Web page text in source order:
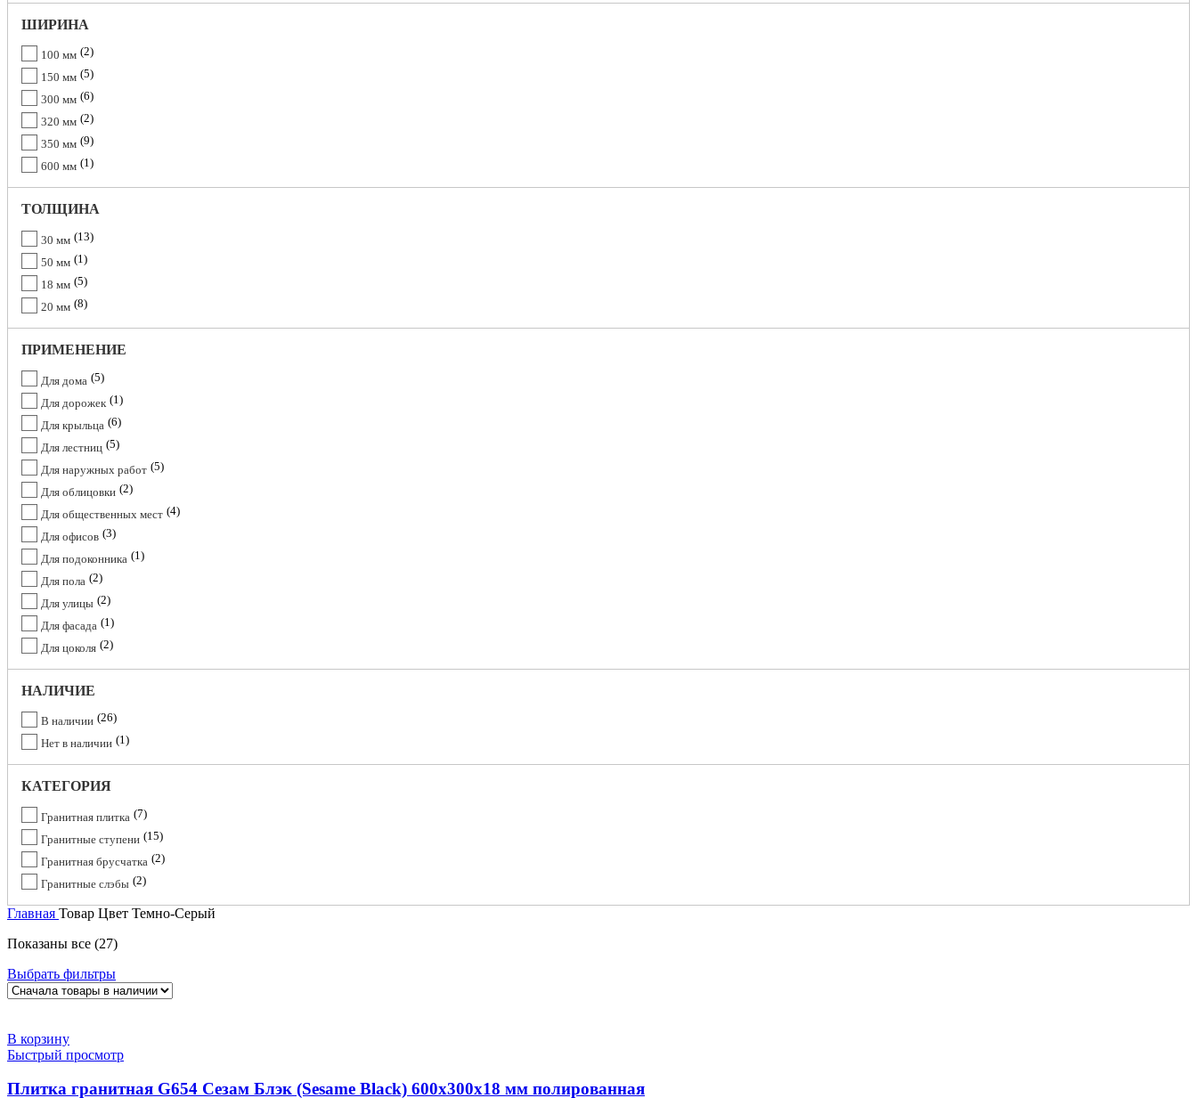
ШИРИНА
100 мм 2
150 мм 5
300 мм 6
320 мм 2
350 мм 9
600 мм 1
ТОЛЩИНА
30 мм 13
50 мм 1
18 мм 5
20 мм 8
ПРИМЕНЕНИЕ
Для дома 5
Для дорожек 1
Для крыльца 6
Для лестниц 5
Для наружных работ 5
Для облицовки 2
Для общественных мест 4
Для офисов 3
Для подоконника
1
Для пола 2
Для улицы 2
Для фасада
1
Для цоколя 2
НАЛИЧИЕ
В наличии 26
Нет в наличии 1
КАТЕГОРИЯ
Гранитная плитка 7
Гранитные ступени 15
Гранитная брусчатка 2
Гранитные слэбы 2
Главная Товар Цвет Темно-Серый
Показаны все (27)
Выбрать фильтры
В корзину
Быстрый просмотр
Плитка гранитная G654 Сезам Блэк (Sesame Black) 600x300x18 мм полированная